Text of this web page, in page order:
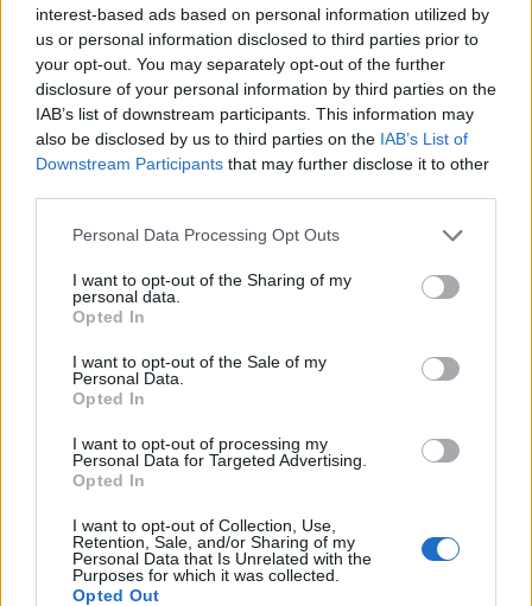
interest-based ads based on personal information utilized by
us or personal information disclosed to third parties prior to
your opt-out. You may separately opt-out of the further
disclosure of your personal information by third parties on the
IAB’s list of downstream participants. This information may
also be disclosed by us to third parties on the IAB’s List of
Downstream Participants that may further disclose it to other
Personal Data Processing Opt Outs
I want to opt-out of the Sharing of my
personal data.
Opted In
I want to opt-out of the Sale of my
Personal Data.
Opted In
I want to opt-out of processing my
Personal Data for Targeted Advertising.
Opted In
I want to opt-out of Collection, Use,
Retention, Sale, and/or Sharing of my
Personal Data that Is Unrelated with the
Purposes for which it was collected.
Opted Out